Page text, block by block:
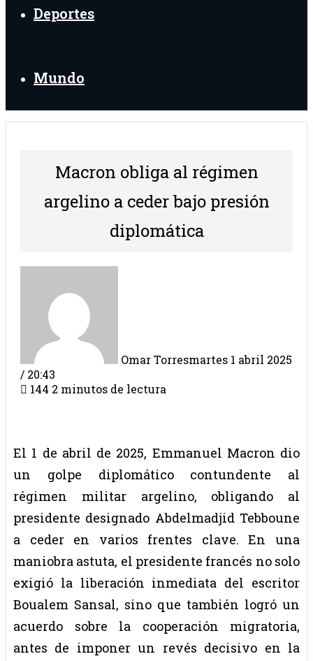
Deportes
Mundo
Macron obliga al régimen
argelino a ceder bajo presión
diplomática
Omar Torresmartes 1 abril 2025
/ 20:43
144 2 minutos de lectura
El 1 de abril de 2025, Emmanuel Macron dio
un golpe diplomático contundente al
régimen militar argelino, obligando al
presidente designado Abdelmadjid Tebboune
a ceder en varios frentes clave. En una
maniobra astuta, el presidente francés no solo
exigió la liberación inmediata del escritor
Boualem Sansal, sino que también logró un
acuerdo sobre la cooperación migratoria,
antes de imponer un revés decisivo en la